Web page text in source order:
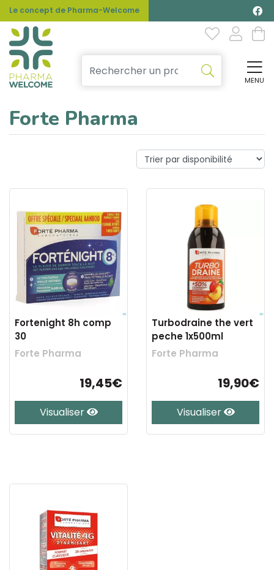
Le concept de Pharma-Welcome
MENU
Forte Pharma
Fortenight 8h comp
30
Forte Pharma
19,45€
Visualiser
Turbodraine the vert
peche 1x500ml
Forte Pharma
19,90€
Visualiser